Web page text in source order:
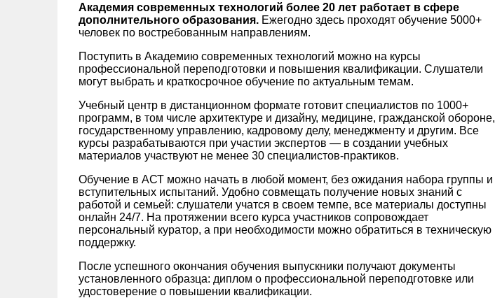
Академия современных технологий более 20 лет работает в сфере
дополнительного образования. Ежегодно здесь проходят обучение 5000+
человек по востребованным направлениям.
Поступить в Академию современных технологий можно на курсы
профессиональной переподготовки и повышения квалификации. Слушатели
могут выбрать и краткосрочное обучение по актуальным темам.
Учебный центр в дистанционном формате готовит специалистов по 1000+
программ, в том числе архитектуре и дизайну, медицине, гражданской обороне,
государственному управлению, кадровому делу, менеджменту и другим. Все
курсы разрабатываются при участии экспертов — в создании учебных
материалов участвуют не менее 30 специалистов-практиков.
Обучение в АСТ можно начать в любой момент, без ожидания набора группы и
вступительных испытаний. Удобно совмещать получение новых знаний с
работой и семьей: слушатели учатся в своем темпе, все материалы доступны
онлайн 24/7. На протяжении всего курса участников сопровождает
персональный куратор, а при необходимости можно обратиться в техническую
поддержку.
После успешного окончания обучения выпускники получают документы
установленного образца: диплом о профессиональной переподготовке или
удостоверение о повышении квалификации.